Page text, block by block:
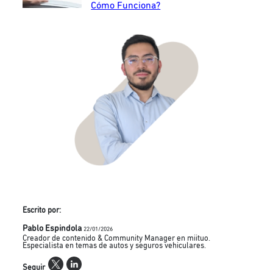
Cómo Funciona?
Escrito por:
Pablo Espindola 22/01/2026
Creador de contenido & Community Manager en miituo.
Especialista en temas de autos y seguros vehiculares.
Seguir